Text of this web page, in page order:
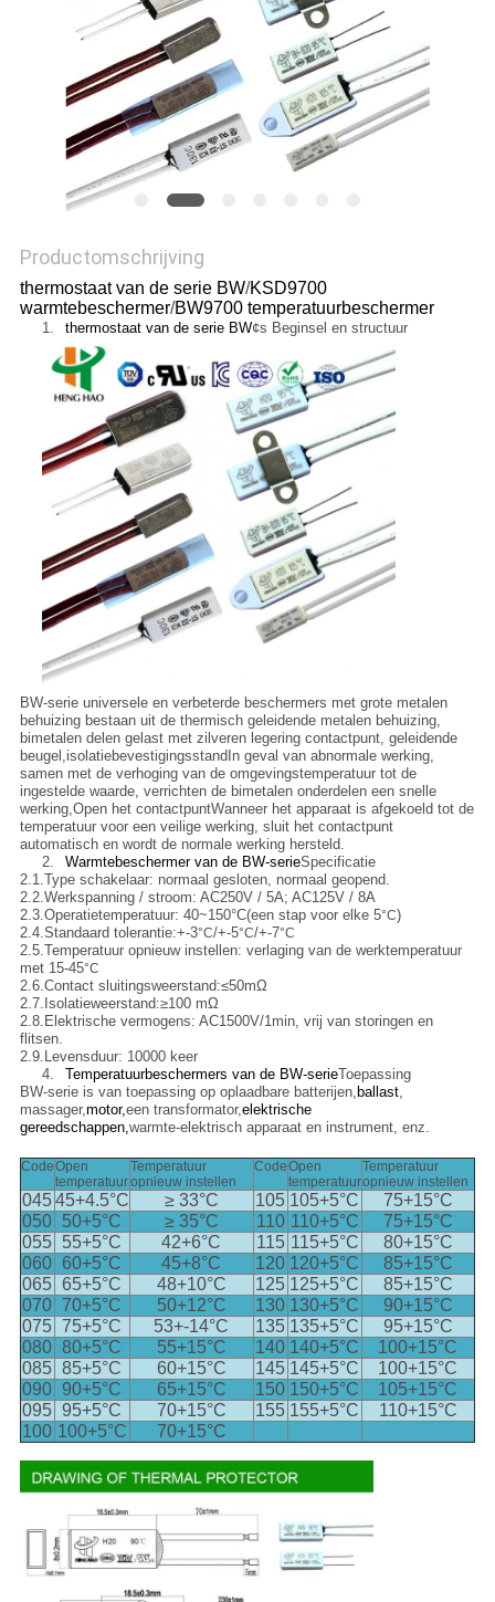
Productomschrijving
thermostaat van de serie BW/KSD9700
warmtebeschermer/BW9700 temperatuurbeschermer
1. thermostaat van de serie BW¢s Beginsel en structuur
BW-serie universele en verbeterde beschermers met grote metalen
behuizing bestaan uit de thermisch geleidende metalen behuizing,
bimetalen delen gelast met zilveren legering contactpunt, geleidende
beugel,isolatiebevestigingsstandIn geval van abnormale werking,
samen met de verhoging van de omgevingstemperatuur tot de
ingestelde waarde, verrichten de bimetalen onderdelen een snelle
werking,Open het contactpuntWanneer het apparaat is afgekoeld tot de
temperatuur voor een veilige werking, sluit het contactpunt
automatisch en wordt de normale werking hersteld.
2.
Warmtebeschermer van de BW-serieSpecificatie
2.1.Type schakelaar: normaal gesloten, normaal geopend.
2.2.Werkspanning / stroom: AC250V / 5A; AC125V / 8A
2.3.Operatietemperatuur: 40~150°C(een stap voor elke 5°C)
2.4.Standaard tolerantie:+-3°C/+-5°C/+-7°C
2.5.Temperatuur opnieuw instellen: verlaging van de werktemperatuur
met 15-45°C
2.6.Contact sluitingsweerstand:≤50mΩ
2.7. Isolatieweerstand:≥100 mΩ
2.8. Elektrische vermogens: AC1500V/1min, vrij van storingen en
flitsen.
2.9. Levensduur: 10000 keer
4.
Temperatuurbeschermers van de BW-serieToepassing
BW-serie is van toepassing op oplaadbare batterijen, ballast,
massager,motor,een transformator,elektrische
gereedschappen,warmte-elektrisch apparaat en instrument, enz.
CodeOpen
temperatuur
Temperatuur
opnieuw instellen
CodeOpen
temperatuur
Temperatuur
opnieuw instellen
04545+4.5°C ≥ 33°C 105 105+5°C 75+15°C
050 50+5°C ≥ 35°C 110 110+5°C 75+15°C
055 55+5°C 42+6°C 115 115+5°C 80+15°C
060 60+5°C 45+8°C 120 120+5°C 85+15°C
065 65+5°C 48+10°C 125 125+5°C 85+15°C
070 70+5°C 50+12°C 130 130+5°C 90+15°C
075 75+5°C 53+-14°C 135 135+5°C 95+15°C
080 80+5°C 55+15°C 140 140+5°C 100+15°C
085 85+5°C 60+15°C 145 145+5°C 100+15°C
090 90+5°C 65+15°C 150 150+5°C 105+15°C
095 95+5°C 70+15°C 155 155+5°C 110+15°C
100 100+5°C 70+15°C